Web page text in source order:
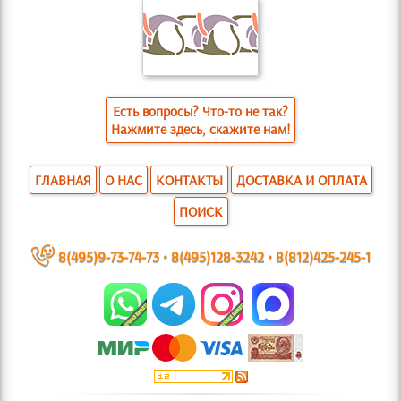
Есть вопросы? Что-то не так?
Нажмите здесь, скажите нам!
ГЛАВНАЯ О НАС КОНТАКТЫ
ДОСТАВКА И ОПЛАТА
ПОИСК
~ 8(495)9-73-74-73•8(495)128-3242•8(812)425-245-1